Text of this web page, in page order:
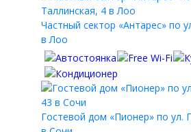
Частный сектор «Антарес» по
в Лоо
Гостевой дом «Пионер» по ул.